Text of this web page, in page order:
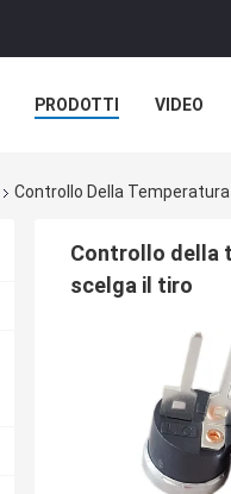
PRODOTTI VIDEO
Controllo Della
Controllo della
scelga il tiro